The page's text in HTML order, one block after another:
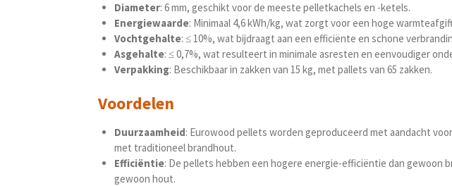
Diameter: 6 mm, geschikt voor de meeste pelletkachels en -ketels.
Energiewaarde: Minimaal 4,6 kWh/kg, wat zorgt voor een hoge
Vochtgehalte: ≤ 10%, wat bijdraagt aan een efficiënte en schone
Asgehalte: ≤ 0,7%, wat resulteert in minimale asresten en eenvoudiger
Verpakking: Beschikbaar in zakken van 15 kg, met pallets van 65 zakken.
Voordelen
Duurzaamheid: Eurowood pellets worden geproduceerd met aandacht
met traditioneel brandhout.
Efficiëntie: De pellets hebben een hogere energie-efficiëntie dan gewoon
gewoon hout.